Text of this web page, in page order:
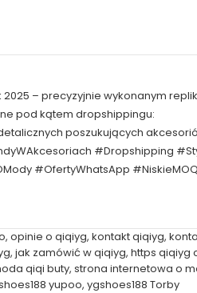
– precyzyjnie wykonanym
pod kątem dropshippingu:
poszukujących
#Dropshipping
#OfertyWhatsApp #NiskieMOQ
, opinie o qiqiyg, kontakt qiqiyg,
, jak zamówić w qiqiyg, https qiqiyg
qiqi buty, strona internetowa o
yupoo, ygshoes188 Torby